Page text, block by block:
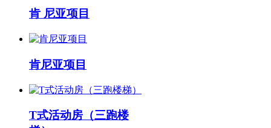
肯 尼亚项目
肯尼亚项目
T式活动房（三跑楼